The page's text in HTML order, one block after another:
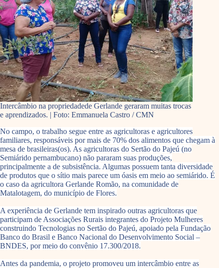
Intercâmbio na propriedadede Gerlande geraram muitas trocas
e aprendizados. | Foto: Emmanuela Castro / CMN
No campo, o trabalho segue entre as agricultoras e agricultores
familiares, responsáveis por mais de 70% dos alimentos que chegam à
mesa de brasileiras(os). As agricultoras do Sertão do Pajeú (no
Semiárido pernambucano) não pararam suas produções,
principalmente a de subsistência. Algumas possuem tanta diversidade
de produtos que o sítio mais parece um óasis em meio ao semiárido. É
o caso da agricultora Gerlande Romão, na comunidade de
Matalotagem, do município de Flores.
A experiência de Gerlande tem inspirado outras agricultoras que
participam de Associações Rurais integrantes do Projeto Mulheres
construindo Tecnologias no Sertão do Pajeú, apoiado pela Fundação
Banco do Brasil e Banco Nacional do Desenvolvimento Social –
BNDES, por meio do convênio 17.300/2018.
Antes da pandemia, o projeto promoveu um intercâmbio entre as